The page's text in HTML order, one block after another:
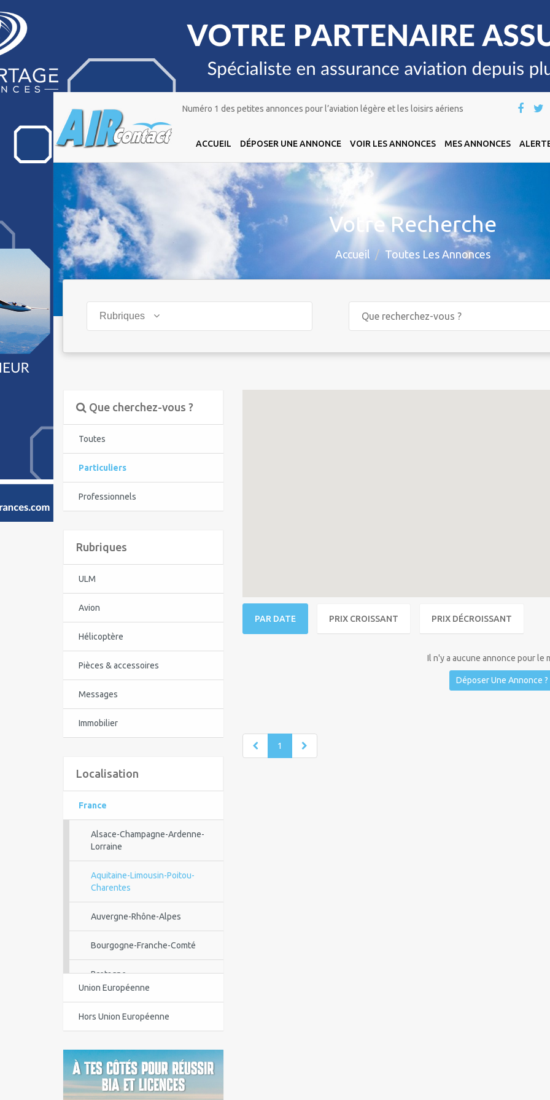
Numéro 1 des petites annonces pour l’aviation légère et les loisirs aériens
ACCUEIL DÉPOSER UNE ANNONCE VOIR LES ANNONCES MES ANNONCES
Votre Recherche
Accueil Toutes Les Annonces
Rubriques
Que cherchez-vous ?
Toutes
Particuliers
Professionnels
Rubriques
ULM
Avion
Hélicoptère
Pièces & accessoires
Messages
Immobilier
Localisation
France
Alsace-Champagne-Ardenne-
Lorraine
Aquitaine-Limousin-Poitou-
Charentes
Auvergne-Rhône-Alpes
Bourgogne-Franche-Comté
Bretagne
Centre-Val de Loire
Corse
Guadeloupe
Guyane
Union Européenne
Hors Union Européenne
PAR DATE PRIX CROISSANT PRIX DÉCROISSANT
Il n'y a aucune annonce pour le
Déposer Une Annonce ?
1